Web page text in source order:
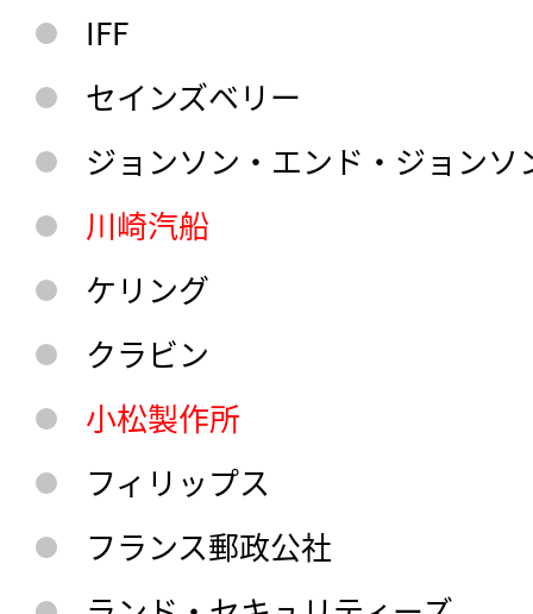
IFF
セインズベリー
ジョンソン・エンド・ジョンソ
川崎汽船
ケリング
クラビン
小松製作所
フィリップス
フランス郵政公社